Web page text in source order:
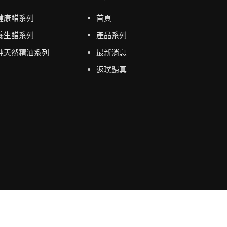
康醋系列
生醋系列
天然精油系列
首頁
產品系列
最新消息
返璞歸真